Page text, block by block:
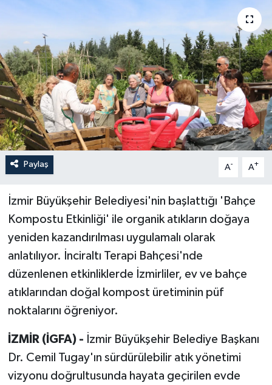
Paylaş A- A+
İzmir Büyükşehir Belediyesi'nin başlattığı 'Bahçe
Kompostu Etkinliği' ile organik atıkların doğaya
yeniden kazandırılması uygulamalı olarak
anlatılıyor. İnciraltı Terapi Bahçesi'nde
düzenlenen etkinliklerde İzmirliler, ev ve bahçe
atıklarından doğal kompost üretiminin püf
noktalarını öğreniyor.
İZMİR (İGFA) - İzmir Büyükşehir Belediye Başkanı
Dr. Cemil Tugay'ın sürdürülebilir atık yönetimi
vizyonu doğrultusunda hayata geçirilen evde